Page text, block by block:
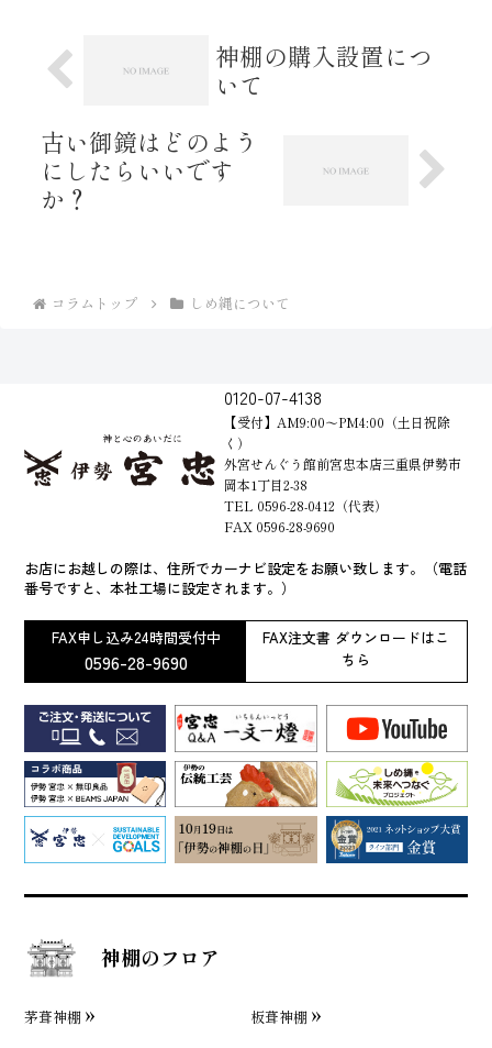
神棚の購入設置につ
いて
古い御鏡はどのよう
にしたらいいです
か？
コラムトップ しめ縄について
0120-07-4138
【受付】AM9:00～PM4:00（土日祝除
く）
外宮せんぐう館前宮忠本店三重県伊勢市
岡本1丁目2-38
TEL 0596-28-0412（代表）
FAX 0596-28-9690
お店にお越しの際は、住所でカーナビ設定をお願い致します。（電話
番号ですと、本社工場に設定されます。）
FAX申し込み24時間受付中
0596-28-9690
FAX注文書 ダウンロードはこ
ちら
神棚のフロア
茅葺神棚
板葺神棚